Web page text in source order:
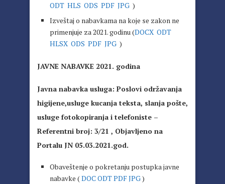
ODT HLS ODS PDF JPG )
Izveštaj o nabavkama na koje se zakon ne
primenjuje za 2021. godinu (DOCX ODT
HLSX ODS PDF JPG )
JAVNE NABAVKE 2021. godina
Javna nabavka usluga: Poslovi održavanja
higijene,usluge kucanja teksta, slanja pošte,
usluge fotokopiranja i telefoniste –
Referentni broj: 3/21 , Objavljeno na
Portalu JN 05.03.2021.god.
Obaveštenje o pokretanju postupka javne
nabavke (DOCODTPDFJPG)